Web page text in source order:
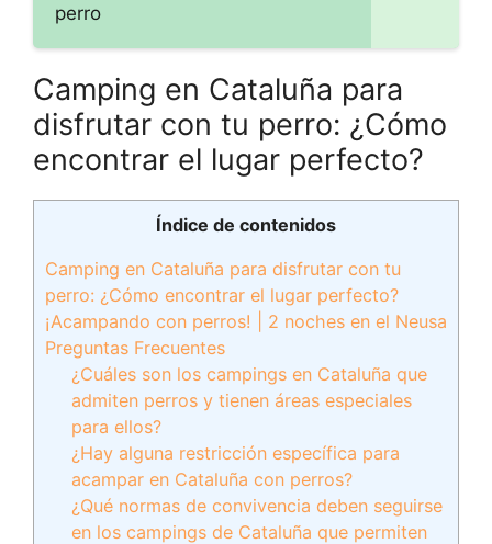
perro
Camping en Cataluña para
disfrutar con tu perro: ¿Cómo
encontrar el lugar perfecto?
Índice de contenidos
Camping en Cataluña para disfrutar con tu
perro: ¿Cómo encontrar el lugar perfecto?
¡Acampando con perros! | 2 noches en el Neusa
Preguntas Frecuentes
¿Cuáles son los campings en Cataluña que
admiten perros y tienen áreas especiales
para ellos?
¿Hay alguna restricción específica para
acampar en Cataluña con perros?
¿Qué normas de convivencia deben seguirse
en los campings de Cataluña que permiten